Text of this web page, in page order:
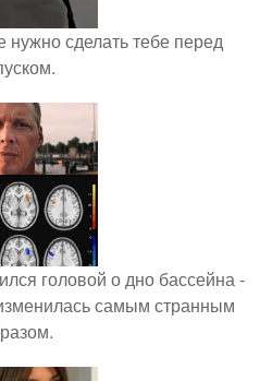
нужно сделать тебе перед
головой о дно бассейна -
самым странным